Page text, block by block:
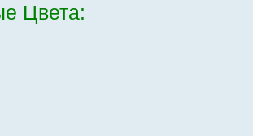
Цвета: